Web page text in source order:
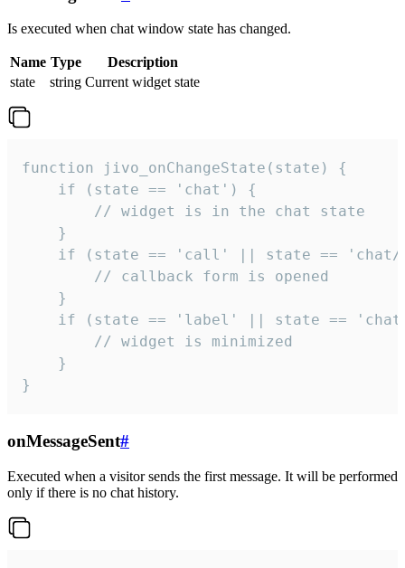
Is executed when chat window state has changed.
Name Type
Description
state
string Current widget state
function jivo_onChangeState(state) {
    if (state == 'chat') {
        // widget is in the chat state
    }
if (state == 'call' || state ==
        // callback form is opened
    }
if (state == 'label' || state ==
        // widget is minimized
    }
}
onMessageSent#
Executed when a visitor sends the first message. It will be performed
only if there is no chat history.